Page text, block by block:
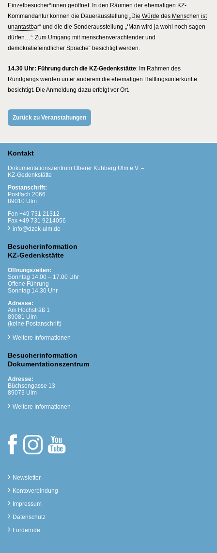
Einzelbesucher*innen geöffnet. In den Räumen der ehemaligen KZ-
Kommandantur können die Dauerausstellung „Die Würde des Menschen ist
unantastbar“und die die Sonderausstellung „‘Man wird ja wohl noch sagen
dürfen…‘: Zum Umgang mit menschenverachtender und
demokratiefeindlicher Sprache“ besichtigt werden.
14.30 Uhr: Führung durch die KZ-Gedenkstätte: Im Rahmen des
Rundgangs werden unter anderem die ehemaligen Häftlingsunterkünfte
besichtigt. Die Anmeldung dazu erfolgt vor Ort.
Zurück zu Veranstaltungen
Kontakt
Dokumentationszentrum Oberer Kuhberg Ulm e.V. –
KZ-Gedenkstätte
Postanschrift:
Postfach 2066
89010 Ulm
Fon +49 731 21312
Fax +49 731 9214056
info@dzok-ulm.de
Besucherinformation
KZ-Gedenkstätte
Öffnungszeiten:
Sonntag 14.00 – 17.00 Uhr
Offene Führung
Sonntag 14.30 Uhr
Adresse:
Am Hochsträß 1
89081 Ulm
(keine Postanschrift)
Weitere Informationen
Besucherinformation
Dokumentationszentrum
Adresse:
Büchsengasse 13
89073 Ulm
Weitere Informationen
Newsletter
Kontoverbindung
Impressum
Datenschutz
Fördernde